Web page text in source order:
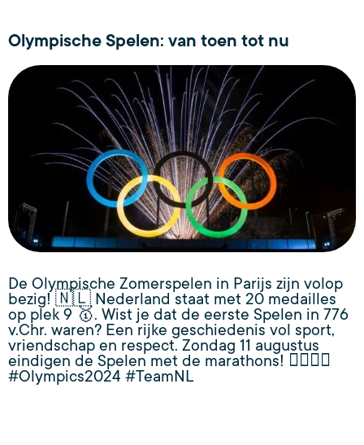
Olympische Spelen: van toen tot nu
De Olympische Zomerspelen in Parijs zijn volop
bezig! 🇳🇱 Nederland staat met 20 medailles
op plek 9 🥇. Wist je dat de eerste Spelen in 776
v.Chr. waren? Een rijke geschiedenis vol sport,
vriendschap en respect. Zondag 11 augustus
eindigen de Spelen met de marathons! 🏃‍♂️🏃‍♀️
#Olympics2024 #TeamNL